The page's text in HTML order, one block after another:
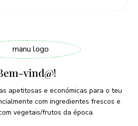
vind@!
apetitosas e económicas para o teu
com ingredientes frescos e
vegetais/frutos da época.